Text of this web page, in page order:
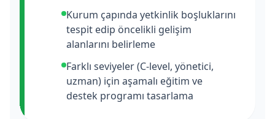
Kurum çapında yetkinlik boşluklarını
tespit edip öncelikli gelişim
alanlarını belirleme
Farklı seviyeler (C-level, yönetici,
uzman) için aşamalı eğitim ve
destek programı tasarlama